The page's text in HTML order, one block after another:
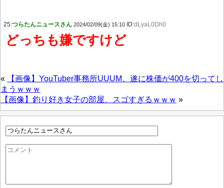
25:つらたんニュースさん 2024/02/09(金) 15:10 ID:dLyaL0Dh0
どっちも嫌ですけど
«
【画像】YouTuber事務所UUUM、遂に株価が400を切ってし
まうｗｗｗ
【画像】釣り好き女子の部屋、スゴすぎるｗｗｗ »